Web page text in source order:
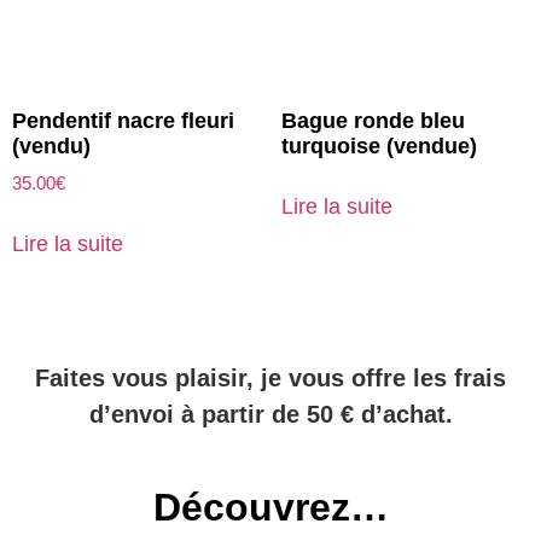
Pendentif nacre fleuri
(vendu)
35.00€
Lire la suite
Bague ronde bleu
turquoise (vendue)
Lire la suite
Faites vous plaisir, je vous offre les frais
d’envoi à partir de 50 € d’achat.
Découvrez…